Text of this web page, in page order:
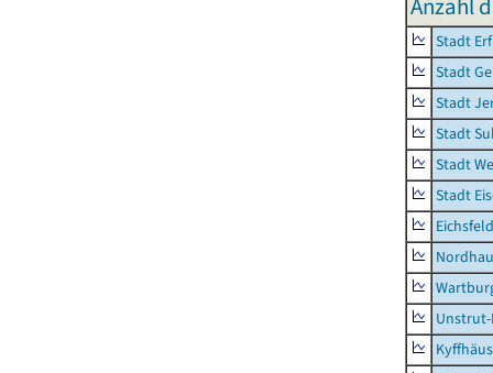
Anzahl
Stadt
Stadt
Stadt
Stadt
Stadt
Stadt
Eichsfeld